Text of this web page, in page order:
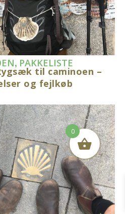
, PAKKELISTE
til caminoen –
og fejlkøb
0